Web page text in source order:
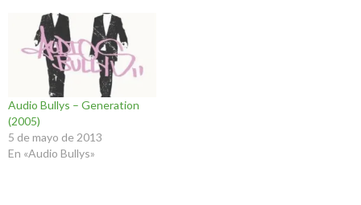
Audio Bullys – Generation
(2005)
5 de mayo de 2013
En «Audio Bullys»